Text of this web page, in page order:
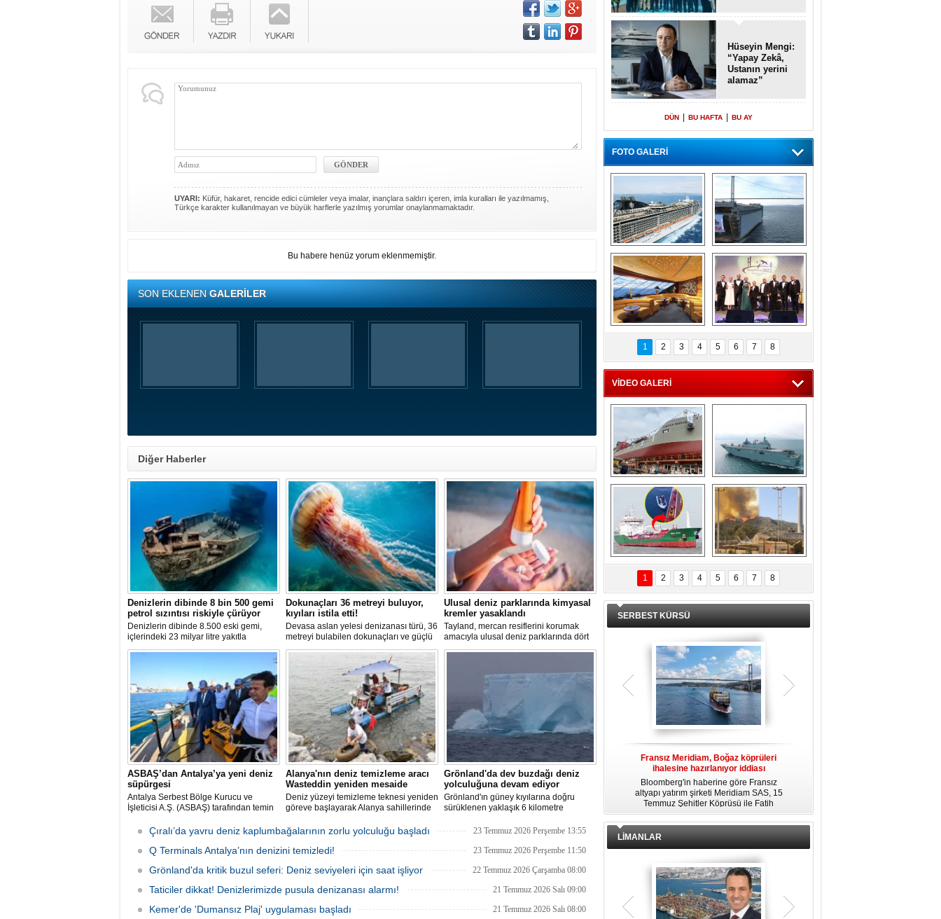
UYARI: Küfür, hakaret, rencide edici cümleler veya imalar, inançlara saldırı içeren, imla kuralları ile yazılmamış,
Türkçe karakter kullanılmayan ve büyük harflerle yazılmış yorumlar onaylanmamaktadır.
Bu habere henüz yorum eklenmemiştir.
SON EKLENENGALERİLER
Diğer Haberler
Denizlerin dibinde 8 bin 500 gemi
petrol sızıntısı riskiyle çürüyor
Denizlerin dibinde 8.500 eski gemi,
içlerindeki 23 milyar litre yakıtla
paslanıyor. Bilim insanları, bu
deniz ekosistemleri için büyük bir tehdit
oluşturduğunu belirtiyor.
Dokunaçları 36 metreyi buluyor,
kıyıları istila etti!
Devasa aslan yelesi denizanası türü, 36
metreyi bulabilen dokunaçları ve güçlü
zehriyle kıyıları istila etti. Uzmanlar,
akıntıların bu olağan dışı yoğunluğa
neden olduğunu belirtiyor.
Ulusal deniz parklarında kimyasal
kremler yasaklandı
Tayland, mercan resiflerini korumak
amacıyla ulusal deniz parklarında dört
belirli kimyasal maddeyi içeren güneş
ASBAŞ’dan Antalya’ya yeni deniz
süpürgesi
Antalya Serbest Bölge Kurucu ve
İşleticisi A.Ş. (ASBAŞ) tarafından temin
ve liman temizliği çalışmalarında aktif
olarak kullanılmaya başlandı.
Alanya'nın deniz temizleme aracı
Wasteddin yeniden mesaide
Deniz yüzeyi temizleme teknesi yeniden
göreve başlayarak Alanya sahillerinde
başladı.
Grönland'da dev buzdağı deniz
yolculuğuna devam ediyor
Grönland'ın güney kıyılarına doğru
sürüklenen yaklaşık 6 kilometre
genişliğindeki dev buzdağının
şimdiye kadar 1200 km yol aldı.
Çıralı’da yavru deniz kaplumbağalarının zorlu yolculuğu başladı 23 Temmuz 2026 Perşembe 13:55
Q Terminals Antalya’nın denizini temizledi! 23 Temmuz 2026 Perşembe 11:50
Grönland'da kritik buzul seferi: Deniz seviyeleri için saat işliyor 22 Temmuz 2026 Çarşamba 08:00
Taticiler dikkat! Denizlerimizde pusula denizanası alarmı! 21 Temmuz 2026 Salı 09:00
Kemer'de 'Dumansız Plaj' uygulaması başladı 21 Temmuz 2026 Salı 08:00
Hüseyin Mengi:
“Yapay Zekâ,
Ustanın yerini
alamaz”
DÜN BU HAFTA BU AY
FOTO GALERİ
“Gemi içinde gemi”
konsepti ile MSC
Splendida
Dünyada tek!
Denizaltı yüzer
havuzu intikal
seyrine başladı
MSC'den 55 milyon
euroluk turizm geliri
müjdesi
5. Bosphorus Ship
Brokers Dinner,
İstanbul’da yapıldı
1 2 3 4 5 6 7 8
VİDEO GALERİ
Çeksan Tersanesi,
Başaran Bayrak
tankerini suya
indirdi
TCG Anadolu,
tersane teknik
seyrini tamamladı
Göçmenlerin
imdadına Türk
sahipli MINA DENIZ
yetişti
Milas’taki yangın
yeniden termik
santrallere doğru
ilerliyor
1 2 3 4 5 6 7 8
SERBEST KÜRSÜ
Fransız Meridiam, Boğaz köprüleri
ihalesine hazırlanıyor iddiası
Bloomberg'in haberine göre Fransız
altyapı yatırım şirketi Meridiam SAS, 15
Temmuz Şehitler Köprüsü ile Fatih
Sultan Mehmet Köprüsü'nün
özelleştirilmesine yönelik ihaleyle
zamanda kendi yat limanı, helikopter
pisti ve seçkin villaları da içeren koca
LİMANLAR